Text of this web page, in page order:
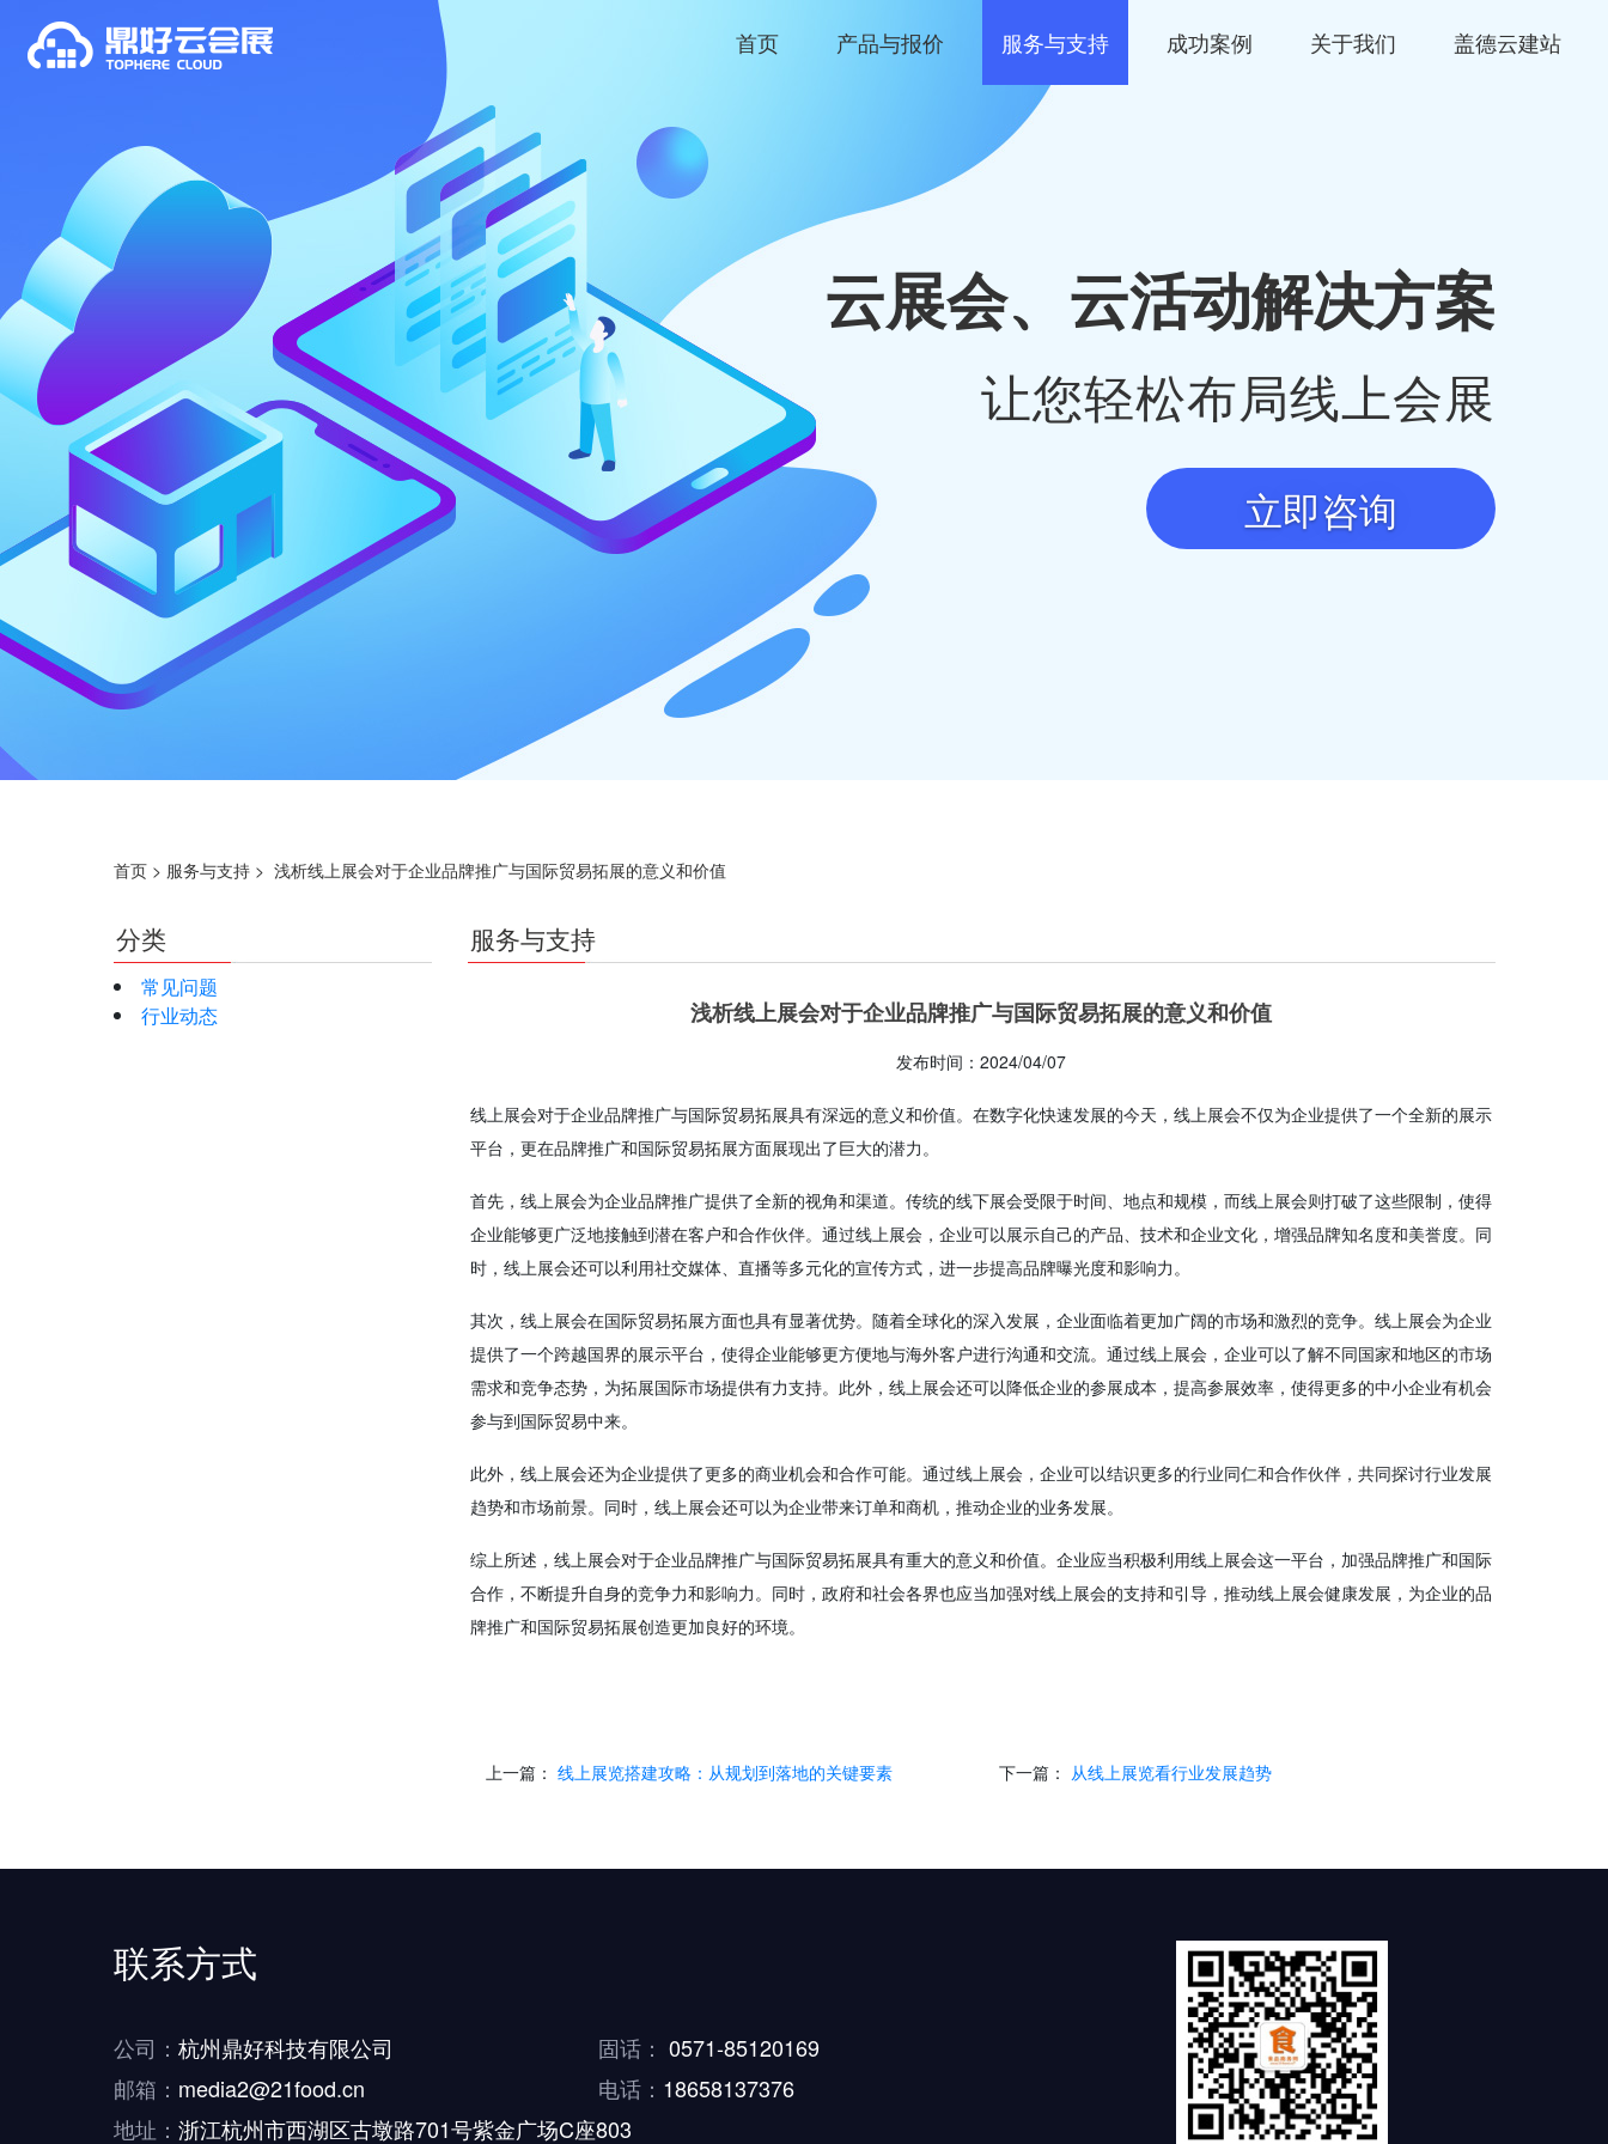
首页 产品与报价 服务与支持 成功案例 关于我们 盖德云建站
云展会、云活动解决方案
让您轻松布局线上会展
立即咨询
首页> 服务与支持> 浅析线上展会对于企业品牌推广与国际贸易拓展的意义和价值
分类
常见问题
行业动态
服务与支持
浅析线上展会对于企业品牌推广与国际贸易拓展的意义和价值
发布时间：2024/04/07
线上展会对于企业品牌推广与国际贸易拓展具有深远的意义和价值。在数字化快速发展的今天，线上展会不仅为企业提供了一个全新的展示
平台，更在品牌推广和国际贸易拓展方面展现出了巨大的潜力。
首先，线上展会为企业品牌推广提供了全新的视角和渠道。传统的线下展会受限于时间、地点和规模，而线上展会则打破了这些限制，使得
企业能够更广泛地接触到潜在客户和合作伙伴。通过线上展会，企业可以展示自己的产品、技术和企业文化，增强品牌知名度和美誉度。同
时，线上展会还可以利用社交媒体、直播等多元化的宣传方式，进一步提高品牌曝光度和影响力。
其次，线上展会在国际贸易拓展方面也具有显著优势。随着全球化的深入发展，企业面临着更加广阔的市场和激烈的竞争。线上展会为企业
提供了一个跨越国界的展示平台，使得企业能够更方便地与海外客户进行沟通和交流。通过线上展会，企业可以了解不同国家和地区的市场
需求和竞争态势，为拓展国际市场提供有力支持。此外，线上展会还可以降低企业的参展成本，提高参展效率，使得更多的中小企业有机会
参与到国际贸易中来。
此外，线上展会还为企业提供了更多的商业机会和合作可能。通过线上展会，企业可以结识更多的行业同仁和合作伙伴，共同探讨行业发展
趋势和市场前景。同时，线上展会还可以为企业带来订单和商机，推动企业的业务发展。
综上所述，线上展会对于企业品牌推广与国际贸易拓展具有重大的意义和价值。企业应当积极利用线上展会这一平台，加强品牌推广和国际
合作，不断提升自身的竞争力和影响力。同时，政府和社会各界也应当加强对线上展会的支持和引导，推动线上展会健康发展，为企业的品
牌推广和国际贸易拓展创造更加良好的环境。
上一篇： 线上展览搭建攻略：从规划到落地的关键要素 下一篇： 从线上展览看行业发展趋势
联系方式
公司： 杭州鼎好科技有限公司 固话： 0571-85120169
邮箱： media2@21food.cn 电话： 18658137376
地址： 浙江杭州市西湖区古墩路701号紫金广场C座803